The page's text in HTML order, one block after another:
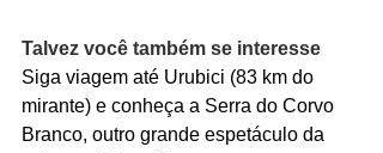
Talvez você também se interesse
Siga viagem até Urubici (83 km do
mirante) e conheça a Serra do Corvo
Branco, outro grande espetáculo da